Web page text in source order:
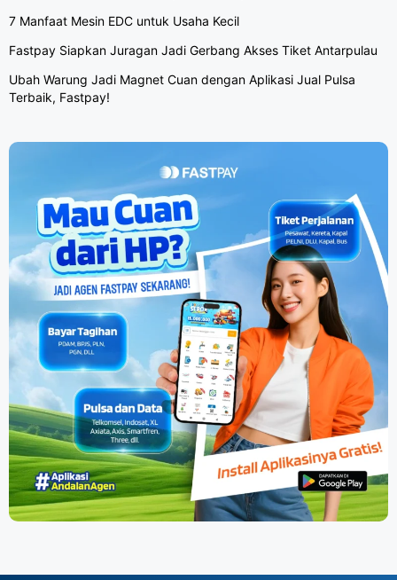
7 Manfaat Mesin EDC untuk Usaha Kecil
Fastpay Siapkan Juragan Jadi Gerbang Akses Tiket Antarpulau
Ubah Warung Jadi Magnet Cuan dengan Aplikasi Jual Pulsa
Terbaik, Fastpay!